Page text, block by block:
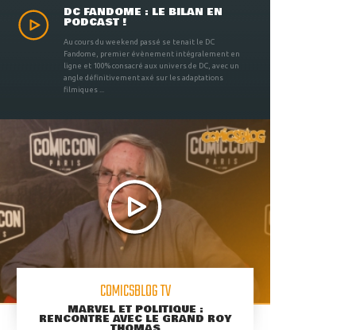
DC FANDOME : LE BILAN EN
PODCAST !
Au cours du weekend passé se tenait le DC
Fandome, premier évènement intégralement en
ligne et 100% consacré aux univers de DC, avec un
angle définitivement axé sur les adaptations
filmiques ...
COMICSBLOG TV
MARVEL ET POLITIQUE :
RENCONTRE AVEC LE GRAND ROY